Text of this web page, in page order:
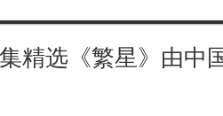
精选《繁星》由中